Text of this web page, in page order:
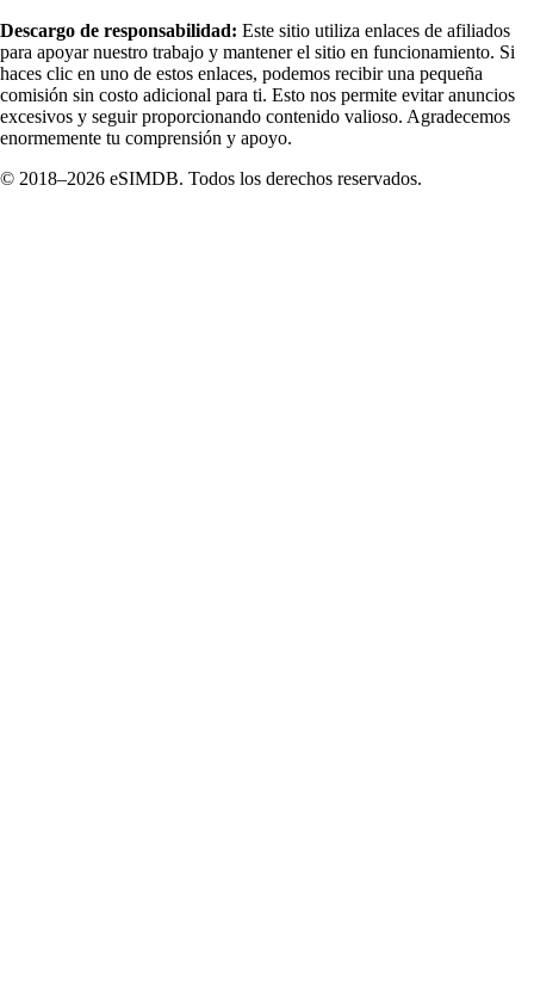
Descargo de responsabilidad: Este sitio utiliza enlaces de afiliados
para apoyar nuestro trabajo y mantener el sitio en funcionamiento. Si
haces clic en uno de estos enlaces, podemos recibir una pequeña
comisión sin costo adicional para ti. Esto nos permite evitar anuncios
excesivos y seguir proporcionando contenido valioso. Agradecemos
enormemente tu comprensión y apoyo.
© 2018–2026 eSIMDB. Todos los derechos reservados.